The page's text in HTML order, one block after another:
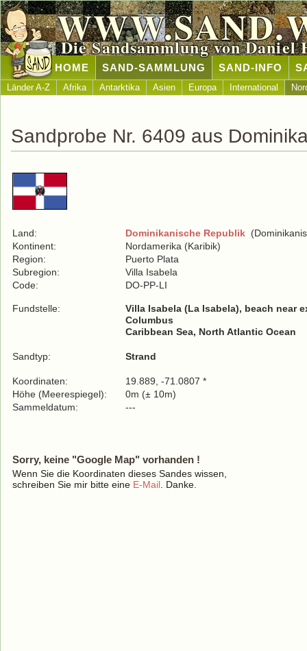
Die Sandsammlung von Daniel
HOME SAND-SAMMLUNG SAND-INFO
Länder A-Z Afrika Antarktika Asien Europa International
Sandprobe Nr. 6409 aus
Land: Dominikanische Republik
Kontinent:
Nordamerika (Karibik)
Region:
Puerto Plata
Subregion:
Villa Isabela
Code:
DO-PP-LI
Fundstelle:
Villa Isabela (La Isabela), beach near
Columbus
Caribbean Sea, North Atlantic Ocean
Sandtyp: Strand
Koordinaten:
19.889, -71.0807 *
Höhe (Meerespiegel):
0m (± 10m)
Sammeldatum:
---
Sorry, keine "Google Map" vorhanden !
Wenn Sie die Koordinaten dieses Sandes wissen,
schreiben Sie mir bitte eine E-Mail . Danke.